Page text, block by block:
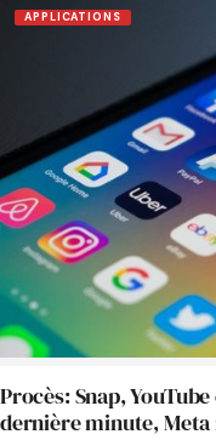
APPLICATIONS
Procès: Snap,
dernière minute, Meta